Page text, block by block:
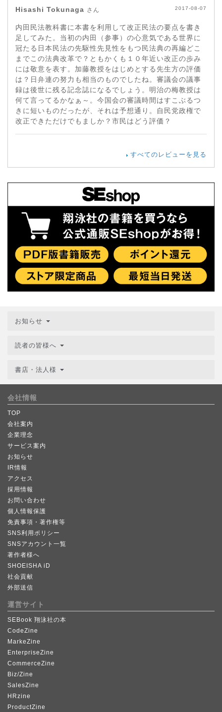
Hisashi Tokunaga さん 2017-08-07
内田民法教科書に本書を利用して改正民法の要点を書き
足してみた。当初の内田（参事）の心意気である世界に
冠たる日本民法の先駆性先見性をもつ民法典の再編どこ
までこの法典改革で？ともかくも１０年近い改正の歩み
には敬意を表す。加藤教授をはじめとする先生方の評価
は？日弁連の努力も相当のものでしたね。審議会の議事
録は後世に残る記念誌になるでしょう。明治の梅教授は
何て言ってるかなぁ～。今国会の審議時間はすこぶるつ
きに短いものだったが、それは予想通り。自民党政権で
改正できただけでもましか？市民はどう評価？
すべてのレビューを見る
お知らせ
読者の皆様へ
書店・法人様
会社情報
TOP
会社案内
企業理念
サービス案内
お知らせ
IR情報
アクセス
採用情報
お問い合わせ
個人情報保護
免責事項・著作権等
SNS利用ポリシー
SNSアカウント一覧
著作者様へ
SHOEISHA iD
社会貢献
外部送信
運営サイト
SEBook 翔泳社の本
CodeZine
MarkeZine
EnterpriseZine
CommerceZine
Biz/Zine
SalesZine
HRzine
ProductZine